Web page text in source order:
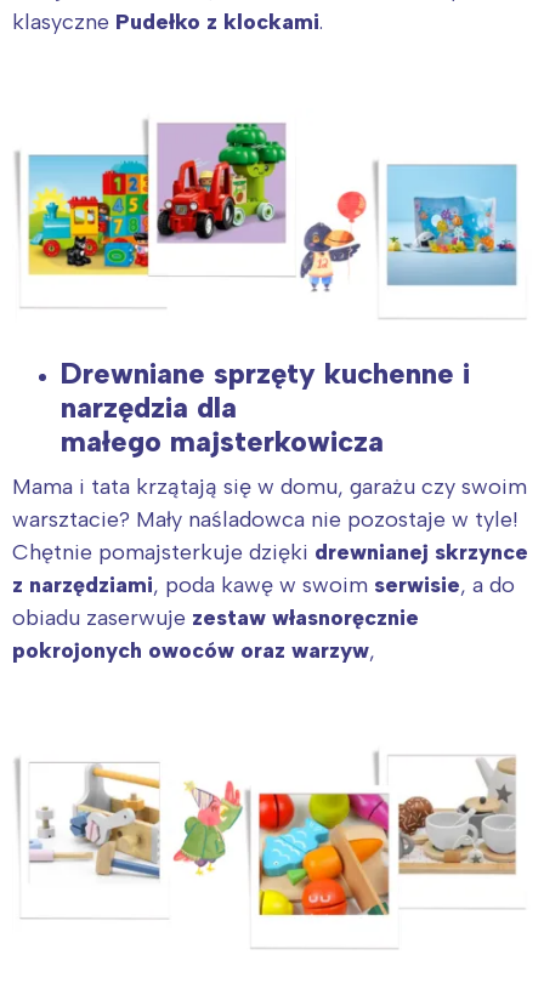
klasyczne Pudełko z klockami.
Drewniane sprzęty kuchenne i
narzędzia dla
małego majsterkowicza
Mama i tata krzątają się w domu, garażu czy swoim
warsztacie? Mały naśladowca nie pozostaje w tyle!
Chętnie pomajsterkuje dzięki drewnianej skrzynce
z narzędziami, poda kawę w swoim serwisie, a do
obiadu zaserwuje zestaw własnoręcznie
pokrojonych owoców oraz warzyw,